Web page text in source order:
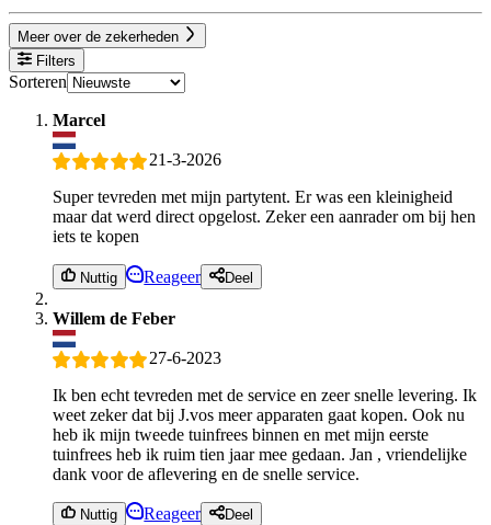
Meer over de zekerheden
Filters
Sorteren
Marcel
21-3-2026
Super tevreden met mijn partytent. Er was een kleinigheid
maar dat werd direct opgelost. Zeker een aanrader om bij hen
iets te kopen
Nuttig Reageer Deel
Willem de Feber
27-6-2023
Ik ben echt tevreden met de service en zeer snelle levering. Ik
weet zeker dat bij J.vos meer apparaten gaat kopen. Ook nu
heb ik mijn tweede tuinfrees binnen en met mijn eerste
tuinfrees heb ik ruim tien jaar mee gedaan. Jan , vriendelijke
dank voor de aflevering en de snelle service.
Nuttig Reageer Deel